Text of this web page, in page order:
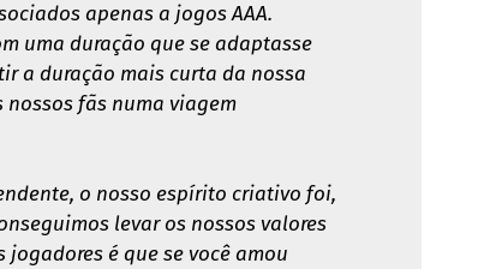
apenas a jogos AAA.
uma duração que se adaptasse
a duração mais curta da nossa
fãs numa viagem
o nosso espírito criativo foi,
levar os nossos valores
é que se você amou